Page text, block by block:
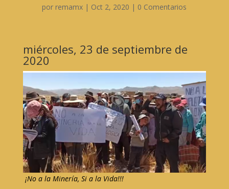
por remamx | Oct 2, 2020 | 0 Comentarios
miércoles, 23 de septiembre de
2020
¡No a la Minería, Si a la Vida!!!